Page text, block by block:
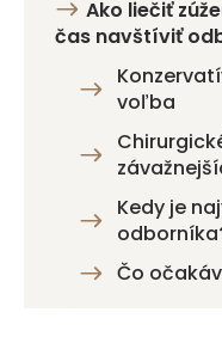
Ako liečiť
čas navštíviť
voľba
Kedy je
Čo